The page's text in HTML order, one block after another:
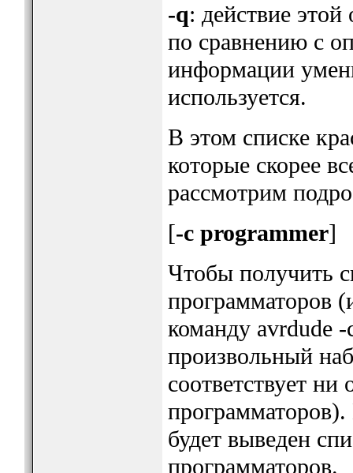
-q: действие
по сравнению с
информации
используется.
В этом списке
которые скорее
рассмотрим
[-c programmer]
Чтобы получить
программаторов
команду avrdude
произвольный
соответствует
будет выведен
программаторов.